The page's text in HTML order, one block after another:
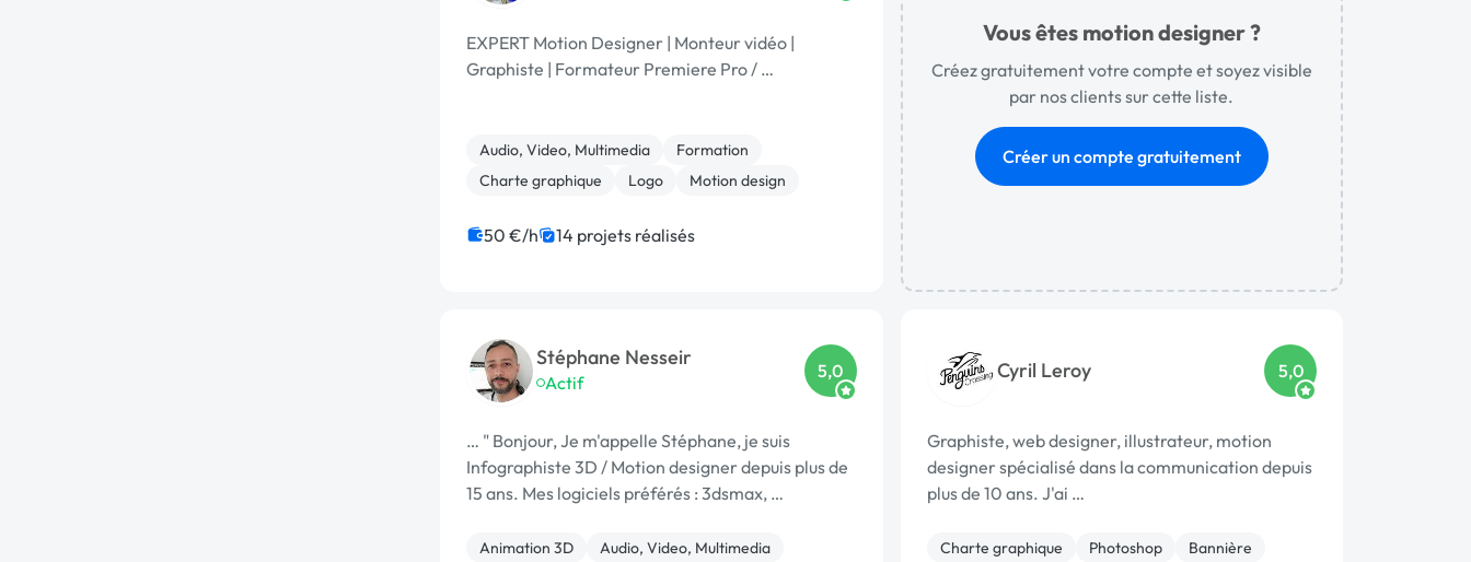
EXPERT Motion Designer | Monteur vidéo |
Graphiste | Formateur Premiere Pro / …
Audio, Video, Multimedia
Formation
Charte graphique
Logo Motion design
50 €/h 14 projets réalisés
Vous êtes motion designer ?
Créez gratuitement votre compte et soyez visible
par nos clients sur cette liste.
Créer un compte gratuitement
Stéphane Nesseir
Actif
5,0
… " Bonjour, Je m'appelle Stéphane, je suis
Infographiste 3D / Motion designer depuis plus de
15 ans. Mes logiciels préférés : 3dsmax, …
Animation 3D Audio, Video, Multimedia
Cyril Leroy 5,0
Graphiste, web designer, illustrateur, motion
designer spécialisé dans la communication depuis
plus de 10 ans. J'ai …
Charte graphique Photoshop Bannière